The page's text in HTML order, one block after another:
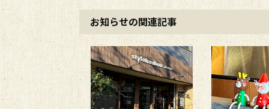
お知らせの関連記事